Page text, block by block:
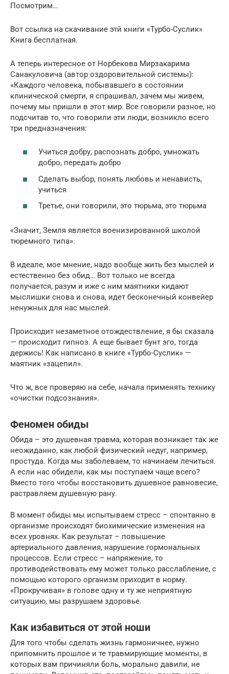
Посмотрим…
Вот ссылка на скачивание этй книги «Турбо-Суслик»
Книга бесплатная.
А теперь интересное от Норбекова Мирзакарима
Санакуловича (автор оздоровительной системы):
«Каждого человека, побывавшего в состоянии
клинической смерти, я спрашивал, зачем мы живем,
почему мы пришли в этот мир. Все говорили разное, но
подсчитав то, что говорили эти люди, возникло всего
три предназначения:
Учиться добру, распознать добро, умножать
добро, передать добро
Сделать выбор, понять любовь и ненависть,
учиться
Третье, они говорили, это тюрьма, это тюрьма
«Значит, Земля является военизированной школой
тюремного типа».
В идеале, мое мнение, надо вообще жить без мыслей и
естественно без обид… Вот только не всегда
получается, разум и иже с ним маятники кидают
мыслишки снова и снова, идет бесконечный конвейер
ненужных для нас мыслей.
Происходит незаметное отождествление, я бы сказала
— происходит гипноз. А еще бывает бунт эго, тогда
держись! Как написано в книге «Турбо-Суслик» —
маятник «зацепил».
Что ж, все проверяю на себе, начала применять технику
«очистки подсознания».
Феномен обиды
Обида – это душевная травма, которая возникает так же
неожиданно, как любой физический недуг, например,
простуда. Когда мы заболеваем, то начинаем лечиться.
А если нас обидели, как мы поступаем чаще всего?
Вместо того чтобы восстановить душевное равновесие,
растравляем душевную рану.
В момент обиды мы испытываем стресс – спонтанно в
организме происходят биохимические изменения на
всех уровнях. Как результат – повышение
артериального давления, нарушение гормональных
процессов. Если стресс – напряжение, то
противодействовать ему может только расслабление, с
помощью которого организм приходит в норму.
«Прокручивая» в голове одну и ту же неприятную
ситуацию, мы разрушаем здоровье.
Как избавиться от этой ноши
Для того чтобы сделать жизнь гармоничнее, нужно
припомнить прошлое и те травмирующие моменты, в
которых вам причиняли боль, морально давили, не